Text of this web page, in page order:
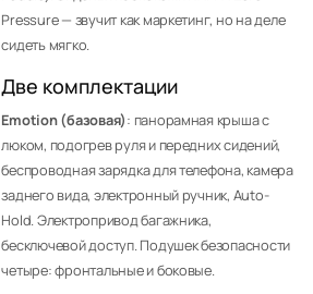
Pressure — звучит как маркетинг, но на деле
сидеть мягко.
Две комплектации
Emotion (базовая): панорамная крыша с
люком, подогрев руля и передних сидений,
беспроводная зарядка для телефона, камера
заднего вида, электронный ручник, Auto-
Hold. Электропривод багажника,
бесключевой доступ. Подушек безопасности
четыре: фронтальные и боковые.